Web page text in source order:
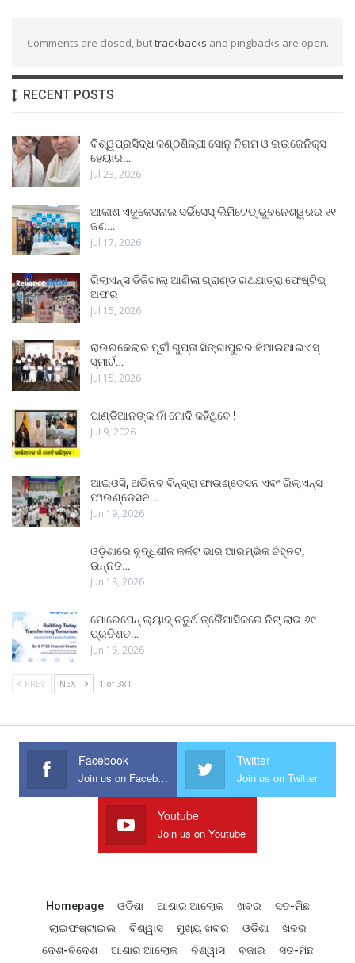
Comments are closed, buttrackbacks and pingbacks are open.
RECENT POSTS
ବିଶ୍ୱପ୍ରସିଦ୍ଧ କଣ୍ଠଶିଳ୍ପୀ ସୋନୁ ନିଗମ ଓ ଇଉଜେନିକ୍ସ
ହେୟାର…
Jul 23, 2026
ଆକାଶ ଏଜୁକେସନାଲ ସର୍ଭିସେସ୍ ଲିମିଟେଡ୍ ଭୁବନେଶ୍ୱରର ୧୧
ଜଣ…
Jul 17, 2026
ରିଲାଏନ୍ସ ଡିଜିଟାଲ୍ ଆଣିଲା ଗ୍ରାଣ୍ଡ ରଥଯାତ୍ରା ଫେଷ୍ଟିଭ୍
ଅଫର
Jul 15, 2026
ରାଉରକେଲାର ପୂର୍ବୀ ଗୁପ୍ତା ସିଙ୍ଗାପୁରର ଜିଆଇଆଇଏସ୍
ସ୍ମାର୍ଟ…
Jul 15, 2026
ପାଣ୍ଡିଆନଙ୍କ ନାଁ ମୋଦି କହିଥିବେ !
Jul 9, 2026
ଆଇଓସି, ଅଭିନବ ବିନ୍ଦ୍ରା ଫାଉଣ୍ଡେସନ ଏବଂ ରିଲାଏନ୍ସ
ଫାଉଣ୍ଡେସନ…
Jun 19, 2026
ଓଡ଼ିଶାରେ ବୃଦ୍ଧିଶୀଳ କର୍କଟ ଭାର ଆରମ୍ଭିକ ଚିହ୍ନଟ,
ଉନ୍ନତ…
Jun 18, 2026
ମୋରେପେନ୍ ଲ୍ୟାବ୍ ଚତୁର୍ଥ ତ୍ରୈମାସିକରେ ନିଟ୍ ଲାଭ ୬୯
ପ୍ରତିଶତ…
Jun 16, 2026
PREV NEXT 1 of 381
Facebook
Join us on Facebook
Twitter
Join us on Twitter
Youtube
Join us on Youtube
Homepage ଓଡିଶା ଆଶାର ଆଲୋକ ଖବର
ସତ-ମିଛ
ଲାଇଫଷ୍ଟାଇଲ
ବିଶ୍ୱାସ ମୁଖ୍ୟ ଖବର ଓଡିଶା
ଖବର
ଦେଶ-ବିଦେଶ
ଆଶାର ଆଲୋକ ବିଶ୍ୱାସ ବଜାର ସତ-ମିଛ